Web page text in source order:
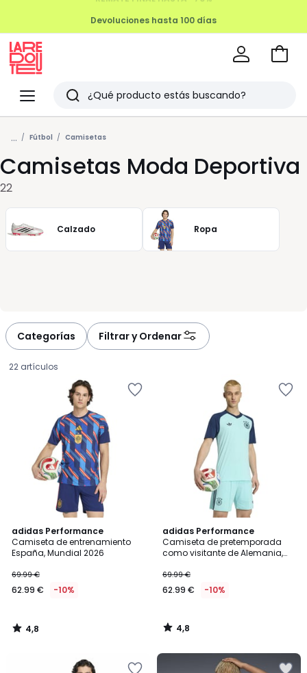
Devoluciones hasta 100 días
Menu
Redoute
Buscar
Últimos
artículos
vistos
Ir
... Fútbol Camisetas
Camisetas Moda Deportiva
22
Calzado Ropa
Categorías Filtrar y Ordenar
22 artículos
adidas Performance
Camiseta de entrenamiento
España, Mundial 2026
€
en
de
69.99
69.99 €
62.99 € -10%
4,8
/ 5
4,8
/
adidas Performance
Camiseta de pretemporada
como visitante de Alemania,
69.99 €
62.99 € -10%
4,8
/ 5
4,8
/